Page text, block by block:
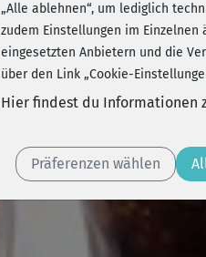
„Alle ablehnen“, um lediglich
zudem Einstellungen im
eingesetzten Anbietern und die
über den Link „Cookie-
Hier findest du Informationen
Präferenzen wählen